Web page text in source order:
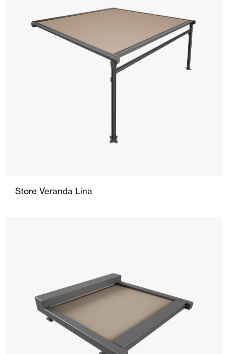
Store Veranda Lina